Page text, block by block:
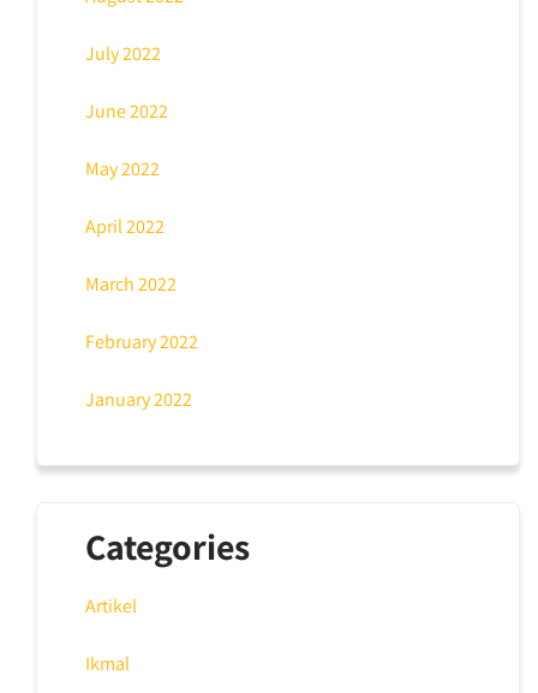
July 2022
June 2022
May 2022
April 2022
March 2022
February 2022
January 2022
Categories
Artikel
Ikmal